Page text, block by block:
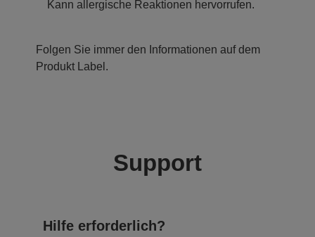
Kann allergische Reaktionen hervorrufen.
Folgen Sie immer den Informationen auf dem
Produkt Label.
Support
Hilfe erforderlich?